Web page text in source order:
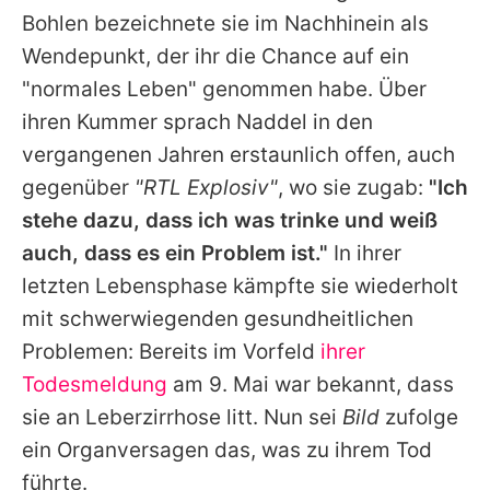
Bohlen bezeichnete sie im Nachhinein als
Wendepunkt, der ihr die Chance auf ein
"normales Leben" genommen habe. Über
ihren Kummer sprach Naddel in den
vergangenen Jahren erstaunlich offen, auch
gegenüber "RTL Explosiv", wo sie zugab: "Ich
stehe dazu, dass ich was trinke und weiß
auch, dass es ein Problem ist." In ihrer
letzten Lebensphase kämpfte sie wiederholt
mit schwerwiegenden gesundheitlichen
Problemen: Bereits im Vorfeld ihrer
Todesmeldung am 9. Mai war bekannt, dass
sie an Leberzirrhose litt. Nun sei Bild zufolge
ein Organversagen das, was zu ihrem Tod
führte.